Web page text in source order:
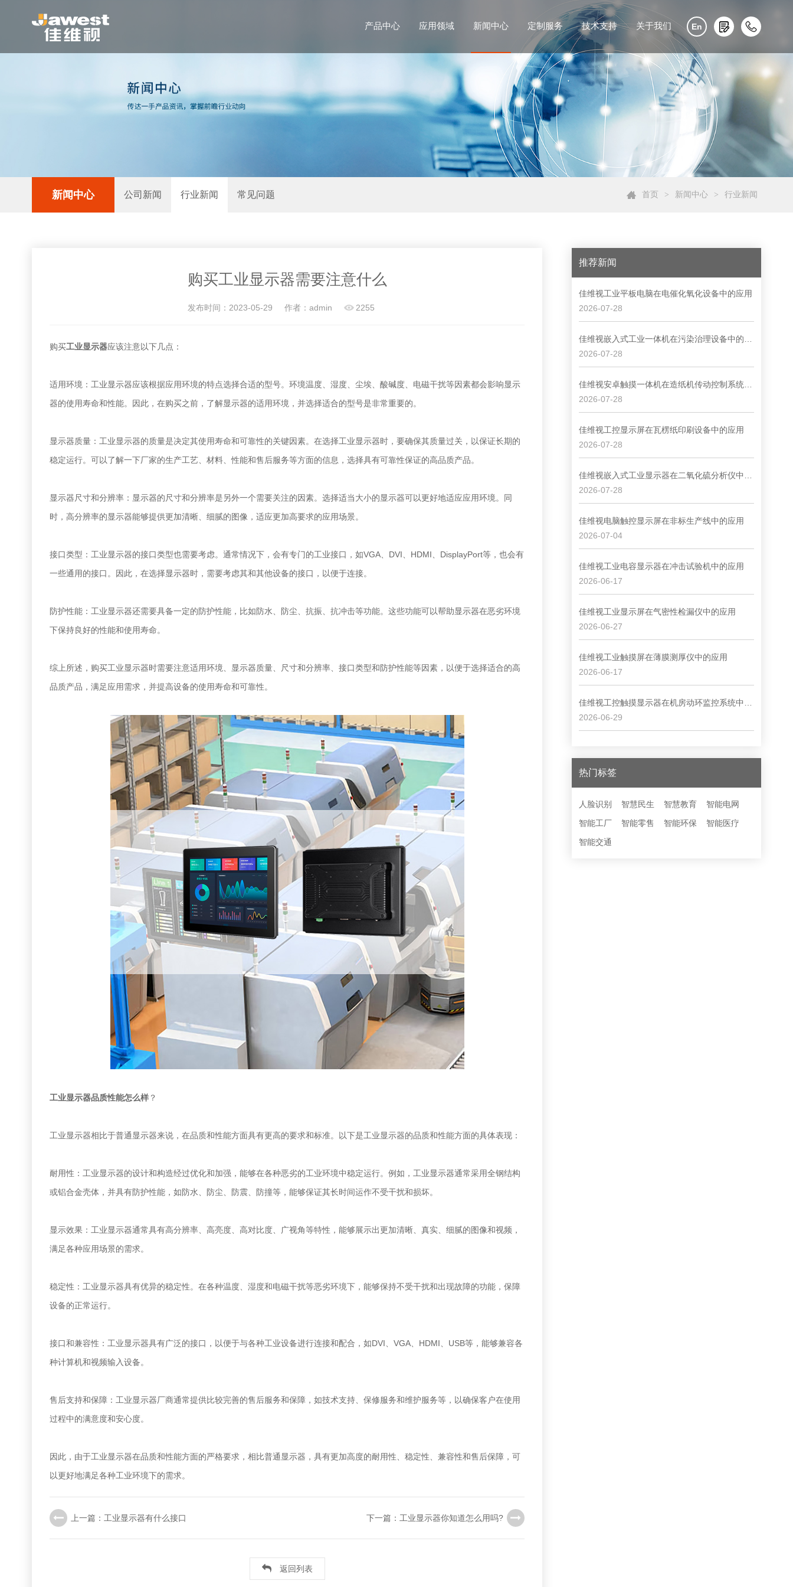
En
产品中心 应用领域 新闻中心 定制服务 技术支持 关于我们
新闻中心 公司新闻 行业新闻 常见问题 首页 > 新闻中心 > 行业新闻
购买工业显示器需要注意什么
发布时间：2023-05-29 作者：admin 2255
购买工业显示器应该注意以下几点：
适用环境：工业显示器应该根据应用环境的特点选择合适的型号。环境温度、湿度、尘埃、酸碱度、电磁干扰等因素都会影响显示
器的使用寿命和性能。因此，在购买之前，了解显示器的适用环境，并选择适合的型号是非常重要的。
显示器质量：工业显示器的质量是决定其使用寿命和可靠性的关键因素。在选择工业显示器时，要确保其质量过关，以保证长期的
稳定运行。可以了解一下厂家的生产工艺、材料、性能和售后服务等方面的信息，选择具有可靠性保证的高品质产品。
显示器尺寸和分辨率：显示器的尺寸和分辨率是另外一个需要关注的因素。选择适当大小的显示器可以更好地适应应用环境。同
时，高分辨率的显示器能够提供更加清晰、细腻的图像，适应更加高要求的应用场景。
接口类型：工业显示器的接口类型也需要考虑。通常情况下，会有专门的工业接口，如VGA、DVI、HDMI、DisplayPort等，也会有
一些通用的接口。因此，在选择显示器时，需要考虑其和其他设备的接口，以便于连接。
防护性能：工业显示器还需要具备一定的防护性能，比如防水、防尘、抗振、抗冲击等功能。这些功能可以帮助显示器在恶劣环境
下保持良好的性能和使用寿命。
综上所述，购买工业显示器时需要注意适用环境、显示器质量、尺寸和分辨率、接口类型和防护性能等因素，以便于选择适合的高
品质产品，满足应用需求，并提高设备的使用寿命和可靠性。
工业显示器品质性能怎么样？
工业显示器相比于普通显示器来说，在品质和性能方面具有更高的要求和标准。以下是工业显示器的品质和性能方面的具体表现：
耐用性：工业显示器的设计和构造经过优化和加强，能够在各种恶劣的工业环境中稳定运行。例如，工业显示器通常采用全钢结构
或铝合金壳体，并具有防护性能，如防水、防尘、防震、防撞等，能够保证其长时间运作不受干扰和损坏。
显示效果：工业显示器通常具有高分辨率、高亮度、高对比度、广视角等特性，能够展示出更加清晰、真实、细腻的图像和视频，
满足各种应用场景的需求。
稳定性：工业显示器具有优异的稳定性。在各种温度、湿度和电磁干扰等恶劣环境下，能够保持不受干扰和出现故障的功能，保障
设备的正常运行。
接口和兼容性：工业显示器具有广泛的接口，以便于与各种工业设备进行连接和配合，如DVI、VGA、HDMI、USB等，能够兼容各
种计算机和视频输入设备。
售后支持和保障：工业显示器厂商通常提供比较完善的售后服务和保障，如技术支持、保修服务和维护服务等，以确保客户在使用
过程中的满意度和安心度。
因此，由于工业显示器在品质和性能方面的严格要求，相比普通显示器，具有更加高度的耐用性、稳定性、兼容性和售后保障，可
以更好地满足各种工业环境下的需求。
上一篇：工业显示器有什么接口 下一篇：工业显示器你知道怎么用吗?
返回列表
推荐新闻
佳维视工业平板电脑在电催化氧化设备中的应用
2026-07-28
2026-07-28
佳维视安卓触摸一体机在造纸机传动控制系统中的应用
2026-07-28
佳维视工控显示屏在瓦楞纸印刷设备中的应用
2026-07-28
2026-07-28
佳维视电脑触控显示屏在非标生产线中的应用
2026-07-04
佳维视工业电容显示器在冲击试验机中的应用
2026-06-17
佳维视工业显示屏在气密性检漏仪中的应用
2026-06-27
佳维视工业触摸屏在薄膜测厚仪中的应用
2026-06-17
2026-06-29
热门标签
人脸识别 智慧民生 智慧教育
智能电网
智能工厂
智能零售 智能环保
智能医疗
智能交通